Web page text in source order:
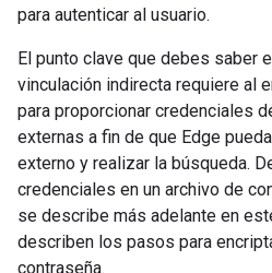
para autenticar al usuario.
El punto clave que debes saber
vinculación indirecta requiere al
para proporcionar credenciales
externas a fin de que Edge
externo y realizar la búsqueda.
credenciales en un archivo de
se describe más adelante en
describen los pasos para
contraseña.